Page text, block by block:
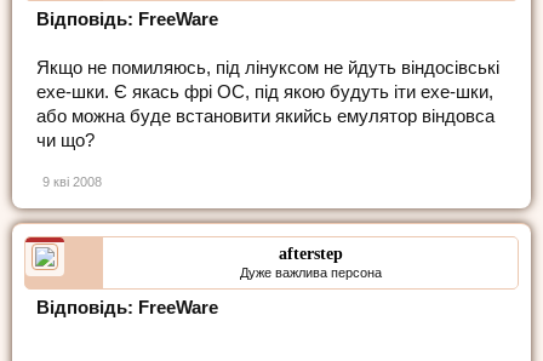
Відповідь: FreeWare
Якщо не помиляюсь, під лінуксом не йдуть віндосівські
ехе-шки. Є якась фрі ОС, під якою будуть іти ехе-шки,
або можна буде встановити якийсь емулятор віндовса
чи що?
9 кві 2008
afterstep
Дуже важлива персона
Відповідь: FreeWare